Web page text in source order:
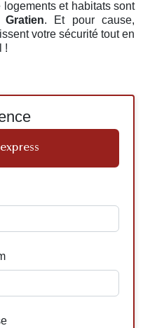
et habitats sont
. Et pour cause,
votre sécurité tout en
!